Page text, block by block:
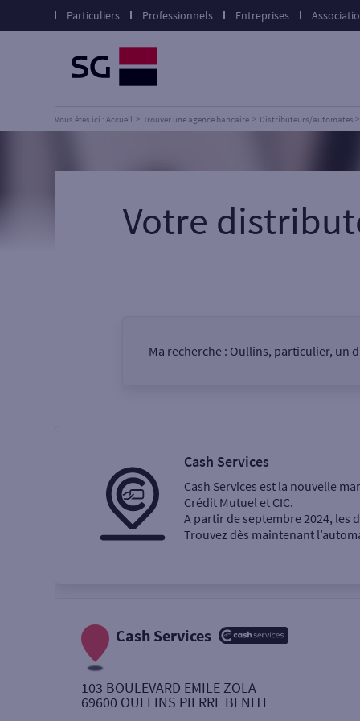
Particuliers Professionnels Entreprises
Vous êtes ici : Accueil Trouver une agence bancaire Distributeurs/automates
Votre
Ma recherche : Oullins, particulier, un
Ma recherche
Retrait de billets €
Cash Services
Cash Services est la nouvelle
Crédit Mutuel et CIC.
A partir de septembre 2024, les
Trouvez dès maintenant
Cash Services
103 BOULEVARD EMILE ZOLA
69600 OULLINS PIERRE BENITE